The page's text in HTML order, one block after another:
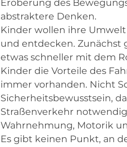
abstraktere Denken.
Kinder wollen ihre
und entdecken. Zunächst
etwas schneller mit dem
Kinder die Vorteile des
immer vorhanden. Nicht
Sicherheitsbewusstsein,
Straßenverkehr
Wahrnehmung, Motorik
Es gibt keinen Punkt, an